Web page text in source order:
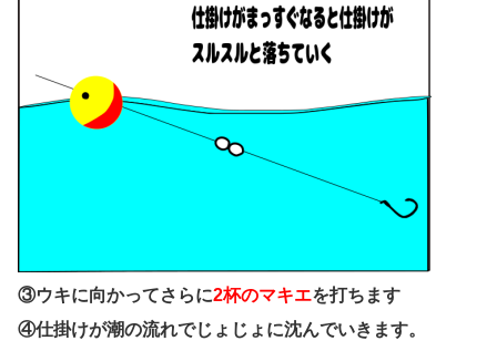
③ウキに向かってさらに2杯のマキエを打ちます
④仕掛けが潮の流れでじょじょに沈んでいきます。